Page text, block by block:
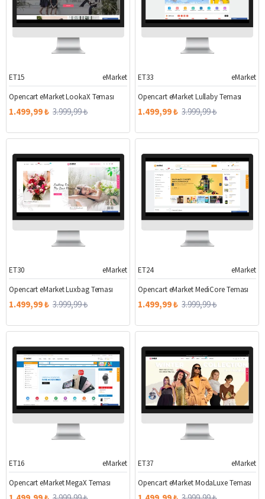
%63
ET15
eMarket
Opencart eMarket LookaX Teması
1.499,99 ₺ 3.999,99 ₺
%63
ET33
eMarket
Opencart eMarket Lullaby Teması
1.499,99 ₺ 3.999,99 ₺
%63
ET30
eMarket
Opencart eMarket Luxbag Teması
1.499,99 ₺ 3.999,99 ₺
%63
ET24
eMarket
Opencart eMarket MediCore Teması
1.499,99 ₺ 3.999,99 ₺
%63
ET16
eMarket
Opencart eMarket MegaX Teması
%63
ET37
eMarket
Opencart eMarket ModaLuxe Teması